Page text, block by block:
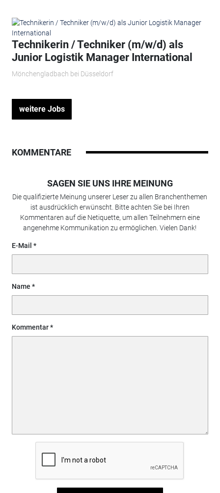
Technikerin / Techniker (m/w/d) als
Junior Logistik Manager International
Mönchengladbach bei Düsseldorf
weitere Jobs
KOMMENTARE
SAGEN SIE UNS IHRE MEINUNG
Die qualifizierte Meinung unserer Leser zu allen Branchenthemen
ist ausdrücklich erwünscht. Bitte achten Sie bei Ihren
Kommentaren auf die Netiquette, um allen Teilnehmern eine
angenehme Kommunikation zu ermöglichen. Vielen Dank!
E-Mail
Name
Kommentar